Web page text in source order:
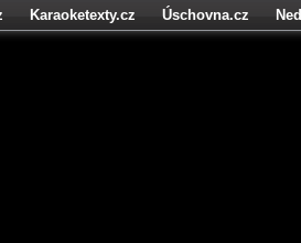
Karaoketexty.cz Úschovna.cz